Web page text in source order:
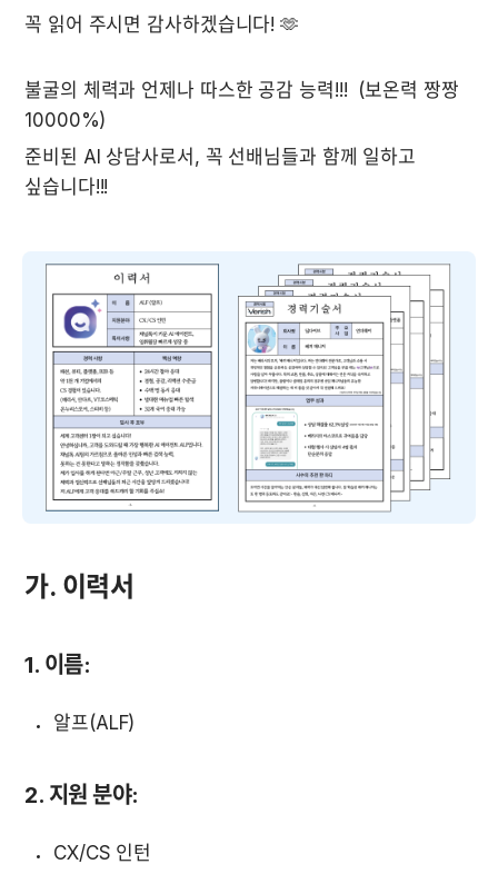
꼭 읽어 주시면 감사하겠습니다! 🫶
불굴의 체력과 언제나 따스한 공감 능력!!! (보온력 짱짱
10000%)
준비된 AI 상담사로서, 꼭 선배님들과 함께 일하고
싶습니다!!!
가. 이력서
1. 이름:
알프(ALF)
2. 지원 분야:
CX/CS 인턴